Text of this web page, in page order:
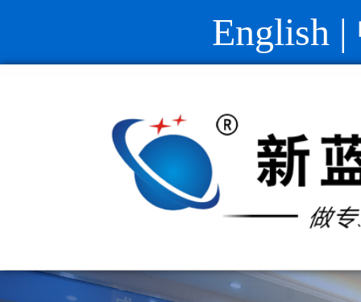
English |